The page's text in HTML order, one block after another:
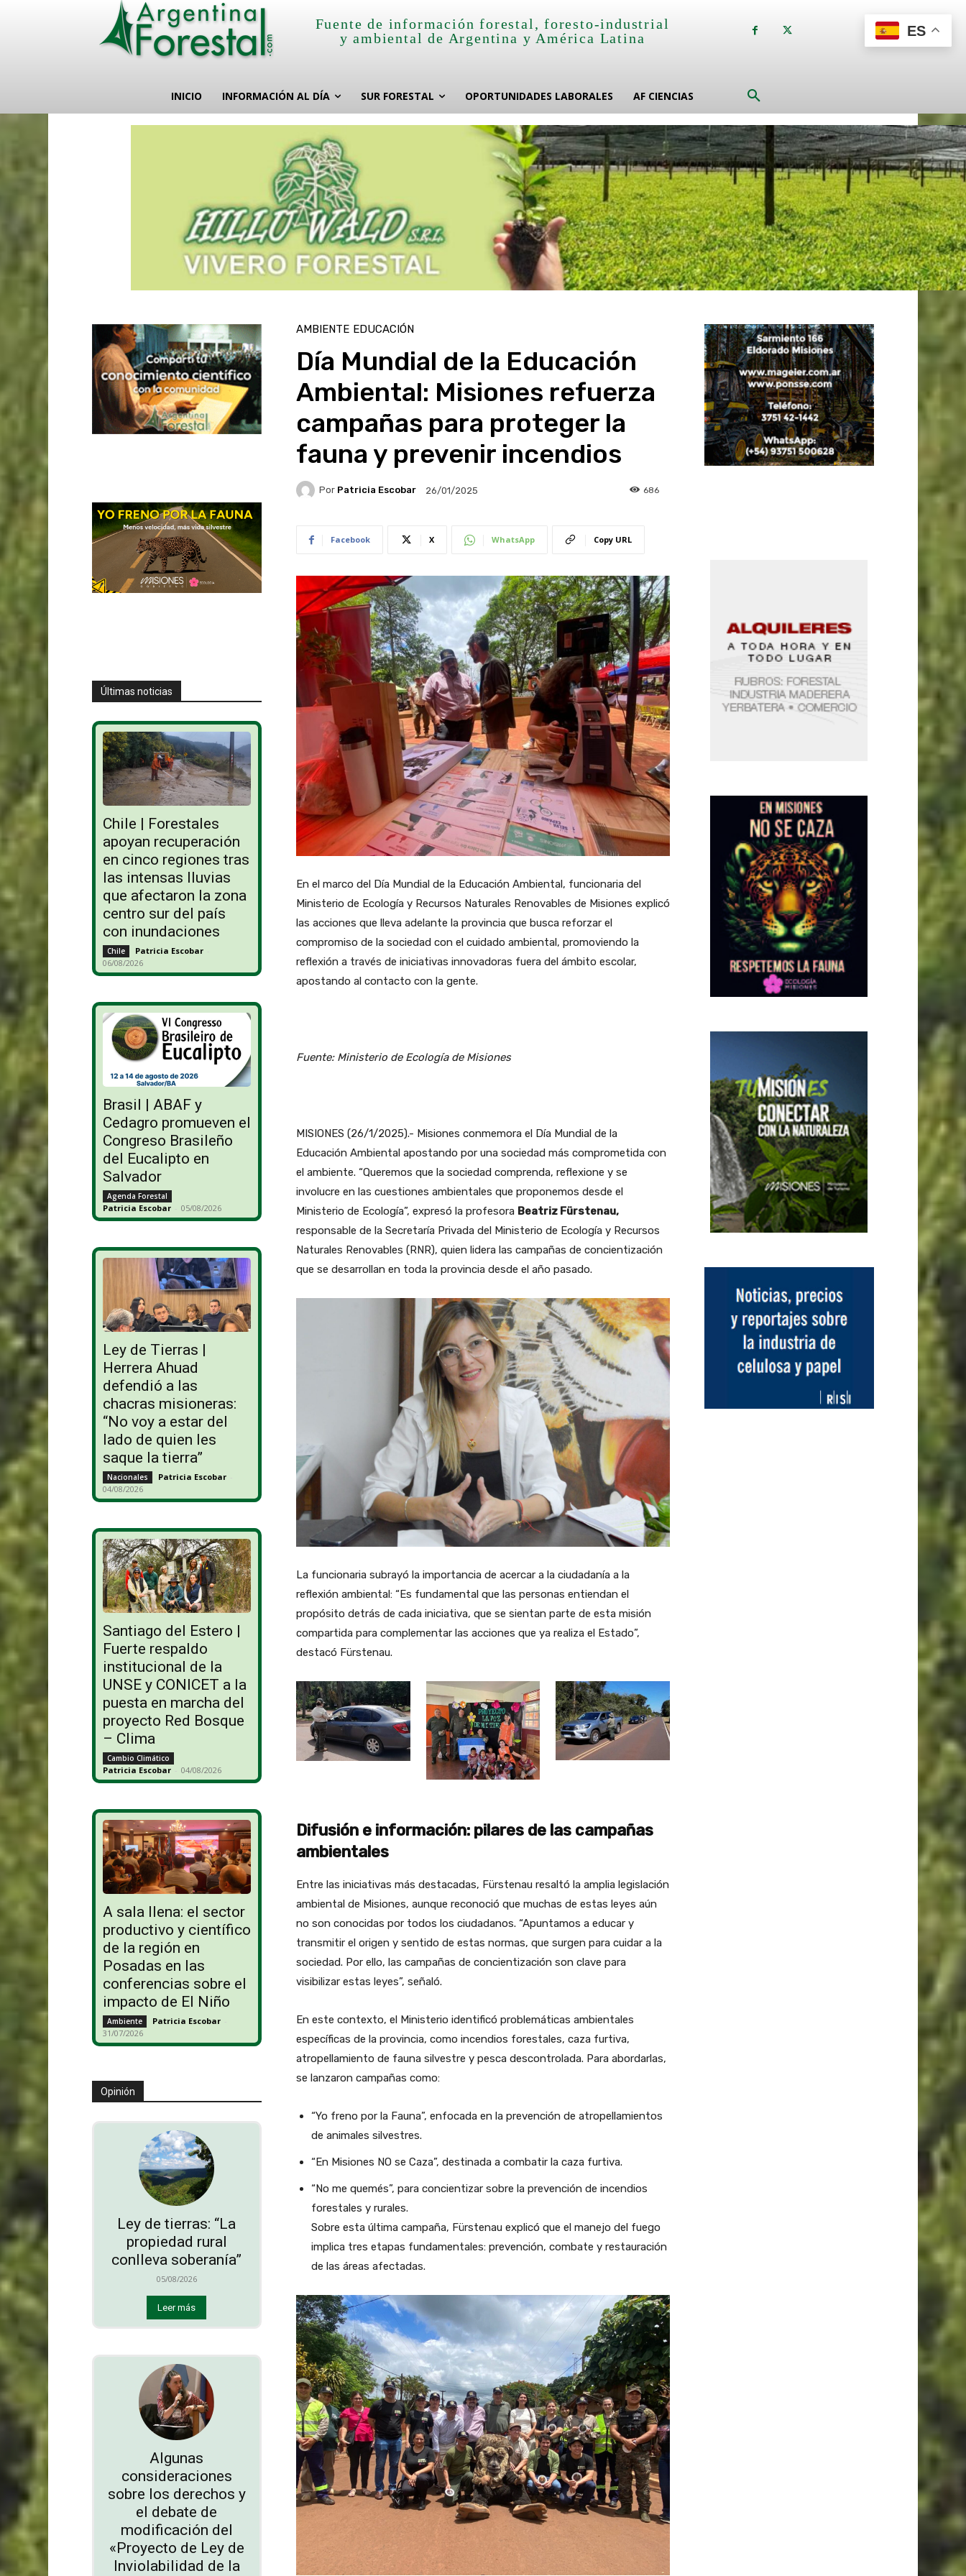
Fuente de información forestal, foresto-industrial
y ambiental de Argentina y América Latina
INICIO INFORMACIÓN AL DÍA SUR FORESTAL OPORTUNIDADES LABORALES AF CIENCIAS
Últimas noticias
Chile | Forestales
apoyan recuperación
en cinco regiones tras
las intensas lluvias
que afectaron la zona
centro sur del país
con inundaciones
Chile Patricia Escobar -
06/08/2026
Brasil | ABAF y
Cedagro promueven el
Congreso Brasileño
del Eucalipto en
Salvador
Agenda Forestal
Patricia Escobar - 05/08/2026
Ley de Tierras |
Herrera Ahuad
defendió a las
chacras misioneras:
“No voy a estar del
lado de quien les
saque la tierra”
Nacionales Patricia Escobar -
04/08/2026
Santiago del Estero |
Fuerte respaldo
institucional de la
UNSE y CONICET a la
puesta en marcha del
proyecto Red Bosque
– Clima
Cambio Climático
Patricia Escobar - 04/08/2026
A sala llena: el sector
productivo y científico
de la región en
Posadas en las
conferencias sobre el
impacto de El Niño
Ambiente Patricia Escobar -
31/07/2026
Opinión
Ley de tierras: “La
propiedad rural
conlleva soberanía”
05/08/2026
Leer más
Algunas
consideraciones
sobre los derechos y
el debate de
modificación del
«Proyecto de Ley de
Inviolabilidad de la
AMBIENTE EDUCACIÓN
Día Mundial de la Educación
Ambiental: Misiones refuerza
campañas para proteger la
fauna y prevenir incendios
Por Patricia Escobar 26/01/2025 686
Facebook X WhatsApp Copy URL
En el marco del Día Mundial de la Educación Ambiental, funcionaria del
Ministerio de Ecología y Recursos Naturales Renovables de Misiones explicó
las acciones que lleva adelante la provincia que busca reforzar el
compromiso de la sociedad con el cuidado ambiental, promoviendo la
reflexión a través de iniciativas innovadoras fuera del ámbito escolar,
apostando al contacto con la gente.
Fuente: Ministerio de Ecología de Misiones
MISIONES (26/1/2025).- Misiones conmemora el Día Mundial de la
Educación Ambiental apostando por una sociedad más comprometida con
el ambiente. “Queremos que la sociedad comprenda, reflexione y se
involucre en las cuestiones ambientales que proponemos desde el
Ministerio de Ecología”, expresó la profesora Beatriz Fürstenau,
responsable de la Secretaría Privada del Ministerio de Ecología y Recursos
Naturales Renovables (RNR), quien lidera las campañas de concientización
que se desarrollan en toda la provincia desde el año pasado.
La funcionaria subrayó la importancia de acercar a la ciudadanía a la
reflexión ambiental: “Es fundamental que las personas entiendan el
propósito detrás de cada iniciativa, que se sientan parte de esta misión
compartida para complementar las acciones que ya realiza el Estado”,
destacó Fürstenau.
Difusión e información: pilares de las campañas
ambientales
Entre las iniciativas más destacadas, Fürstenau resaltó la amplia legislación
ambiental de Misiones, aunque reconoció que muchas de estas leyes aún
no son conocidas por todos los ciudadanos. “Apuntamos a educar y
transmitir el origen y sentido de estas normas, que surgen para cuidar a la
sociedad. Por ello, las campañas de concientización son clave para
visibilizar estas leyes”, señaló.
En este contexto, el Ministerio identificó problemáticas ambientales
específicas de la provincia, como incendios forestales, caza furtiva,
atropellamiento de fauna silvestre y pesca descontrolada. Para abordarlas,
se lanzaron campañas como:
“Yo freno por la Fauna”, enfocada en la prevención de atropellamientos
de animales silvestres.
“En Misiones NO se Caza”, destinada a combatir la caza furtiva.
“No me quemés”, para concientizar sobre la prevención de incendios
forestales y rurales.
Sobre esta última campaña, Fürstenau explicó que el manejo del fuego
implica tres etapas fundamentales: prevención, combate y restauración
de las áreas afectadas.
ES